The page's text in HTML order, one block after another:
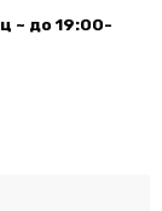
~ до 19:00-